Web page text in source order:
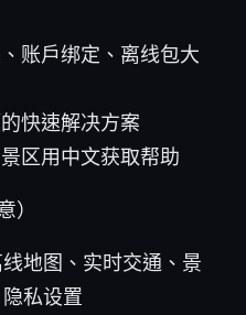
账户绑定、离线包大
快速解决方案
区用中文获取帮助
）
地图、实时交通、景
私设置